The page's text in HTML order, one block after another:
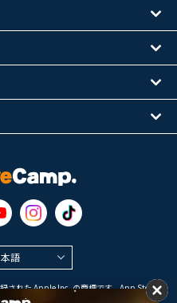
語
された Apple Inc. の商標です。App Store は
スマークです。